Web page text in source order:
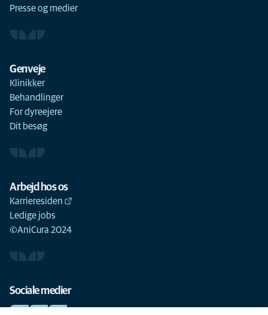
Presse og medier
Genveje
Klinikker
Behandlinger
For dyreejere
Dit besøg
Arbejd hos os
Karrieresiden
Ledige jobs
©AniCura 2024
Sociale medier